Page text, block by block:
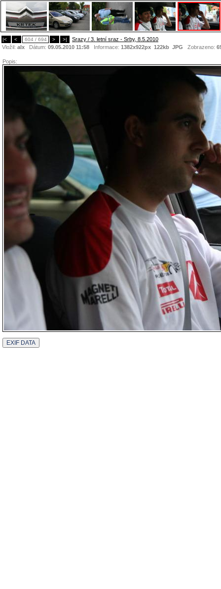
|< < 604 / 694 > >|
Srazy / 3. letní sraz - Srby, 8.5.2010
Vložil: alx Dátum: 09.05.2010 11:58 Informace: 1382x922px 122kb JPG Zobrazeno:
Popis: